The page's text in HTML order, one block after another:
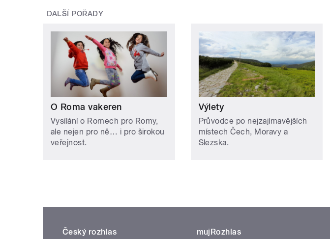
DALŠÍ POŘADY
O Roma vakeren
Vysílání o Romech pro Romy,
ale nejen pro ně… i pro širokou
veřejnost.
Výlety
Průvodce po nejzajímavějších
místech Čech, Moravy a
Slezska.
Český rozhlas
mujRozhlas